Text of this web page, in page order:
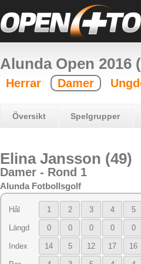
Alunda Open 2016
Herrar Damer
Översikt Spelgrupper
Elina Jansson (49)
Damer - Rond 1
Alunda Fotbollsgolf
Hål 1 2 3 4 5
Längd 0 0 0 0 0
Index 14 5 12 17 16